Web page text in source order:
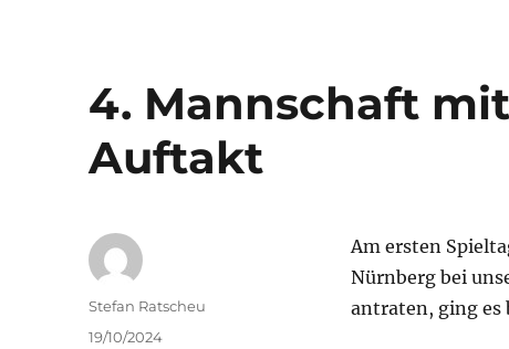
4. Mannschaft
Auftakt
Am ersten
Nürnberg bei
antraten, ging es
Autor
Stefan Ratscheu
Veröffentlicht
19/10/2024